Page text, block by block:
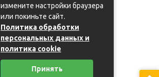
измените настройки браузера
или покиньте сайт.
Политика обработки
персональных данных и
политика cookie
Принять